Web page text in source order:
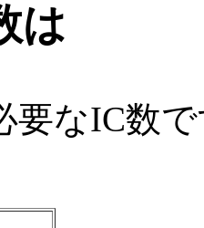
は
要なIC数